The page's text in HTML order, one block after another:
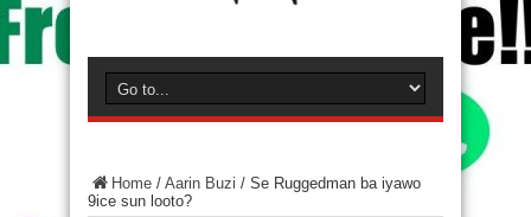
Home / Aarin Buzi / Se Ruggedman ba iyawo
9ice sun looto?